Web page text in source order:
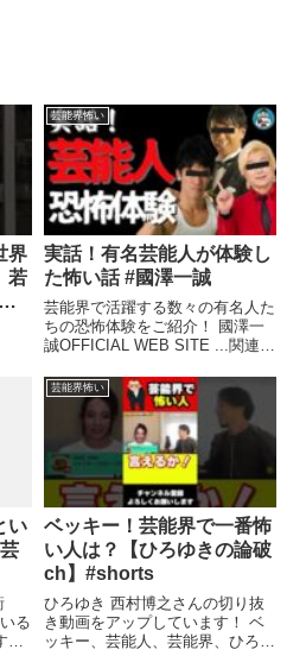
界
若
芸能界怖い
実話！有名芸能人が体験し
た怖い話 #國澤一誠
芸能界で活躍する数々の有名人た
ちの恐怖体験をご紹介！ 國澤一
誠OFFICIAL WEB SITE ...関連ツ
い
る
芸能界怖い
ベッキー！芸能界で一番怖
い人は？【ひろゆきの論破
ch】#shorts
ひろゆき 西村博之さんの切り抜
き動画をアップしています！ ベ
ッキー、芸能人、芸能界、ひろゆ